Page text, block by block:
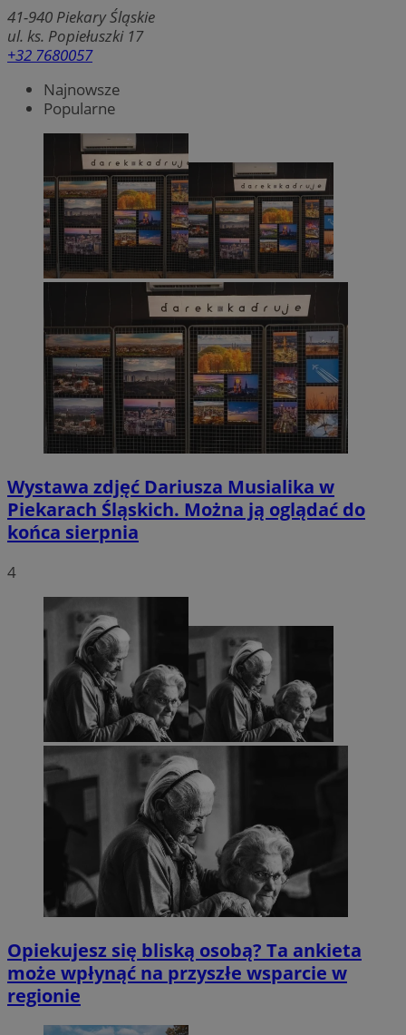
41-940 Piekary Śląskie
ul. ks. Popiełuszki 17
+32 7680057
Najnowsze
Popularne
Wystawa zdjęć Dariusza Musialika w
Piekarach Śląskich. Można ją oglądać do
końca sierpnia
4
Opiekujesz się bliską osobą? Ta ankieta
może wpłynąć na przyszłe wsparcie w
regionie